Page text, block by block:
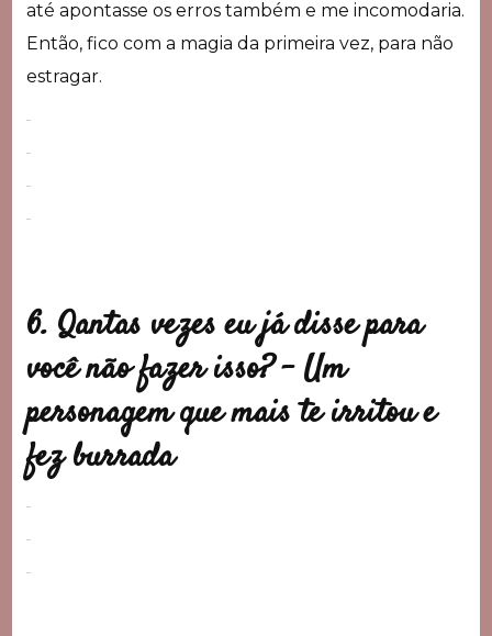
até apontasse os erros também e me incomodaria.
Então, fico com a magia da primeira vez, para não
estragar.
6. Qantas vezes eu já disse para
você não fazer isso? –Um
personagem que mais te irritou e
fez burrada